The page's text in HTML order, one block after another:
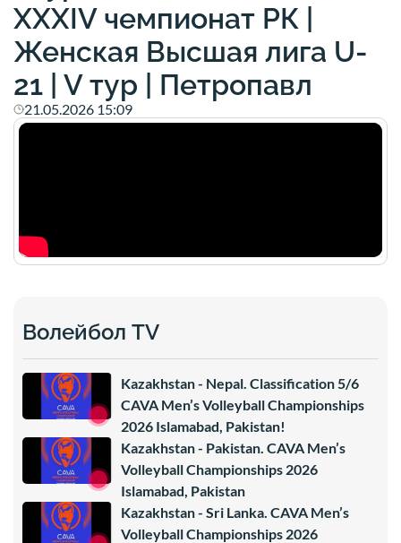
XXXIV чемпионат РК |
Женская Высшая лига U-
21 | V тур | Петропавл
21.05.2026 15:09
Волейбол TV
Kazakhstan - Nepal. Classification 5/6
CAVA Men’s Volleyball Championships
2026 Islamabad, Pakistan!
Kazakhstan - Pakistan. CAVA Men’s
Volleyball Championships 2026
Islamabad, Pakistan
Kazakhstan - Sri Lanka. CAVA Men’s
Volleyball Championships 2026